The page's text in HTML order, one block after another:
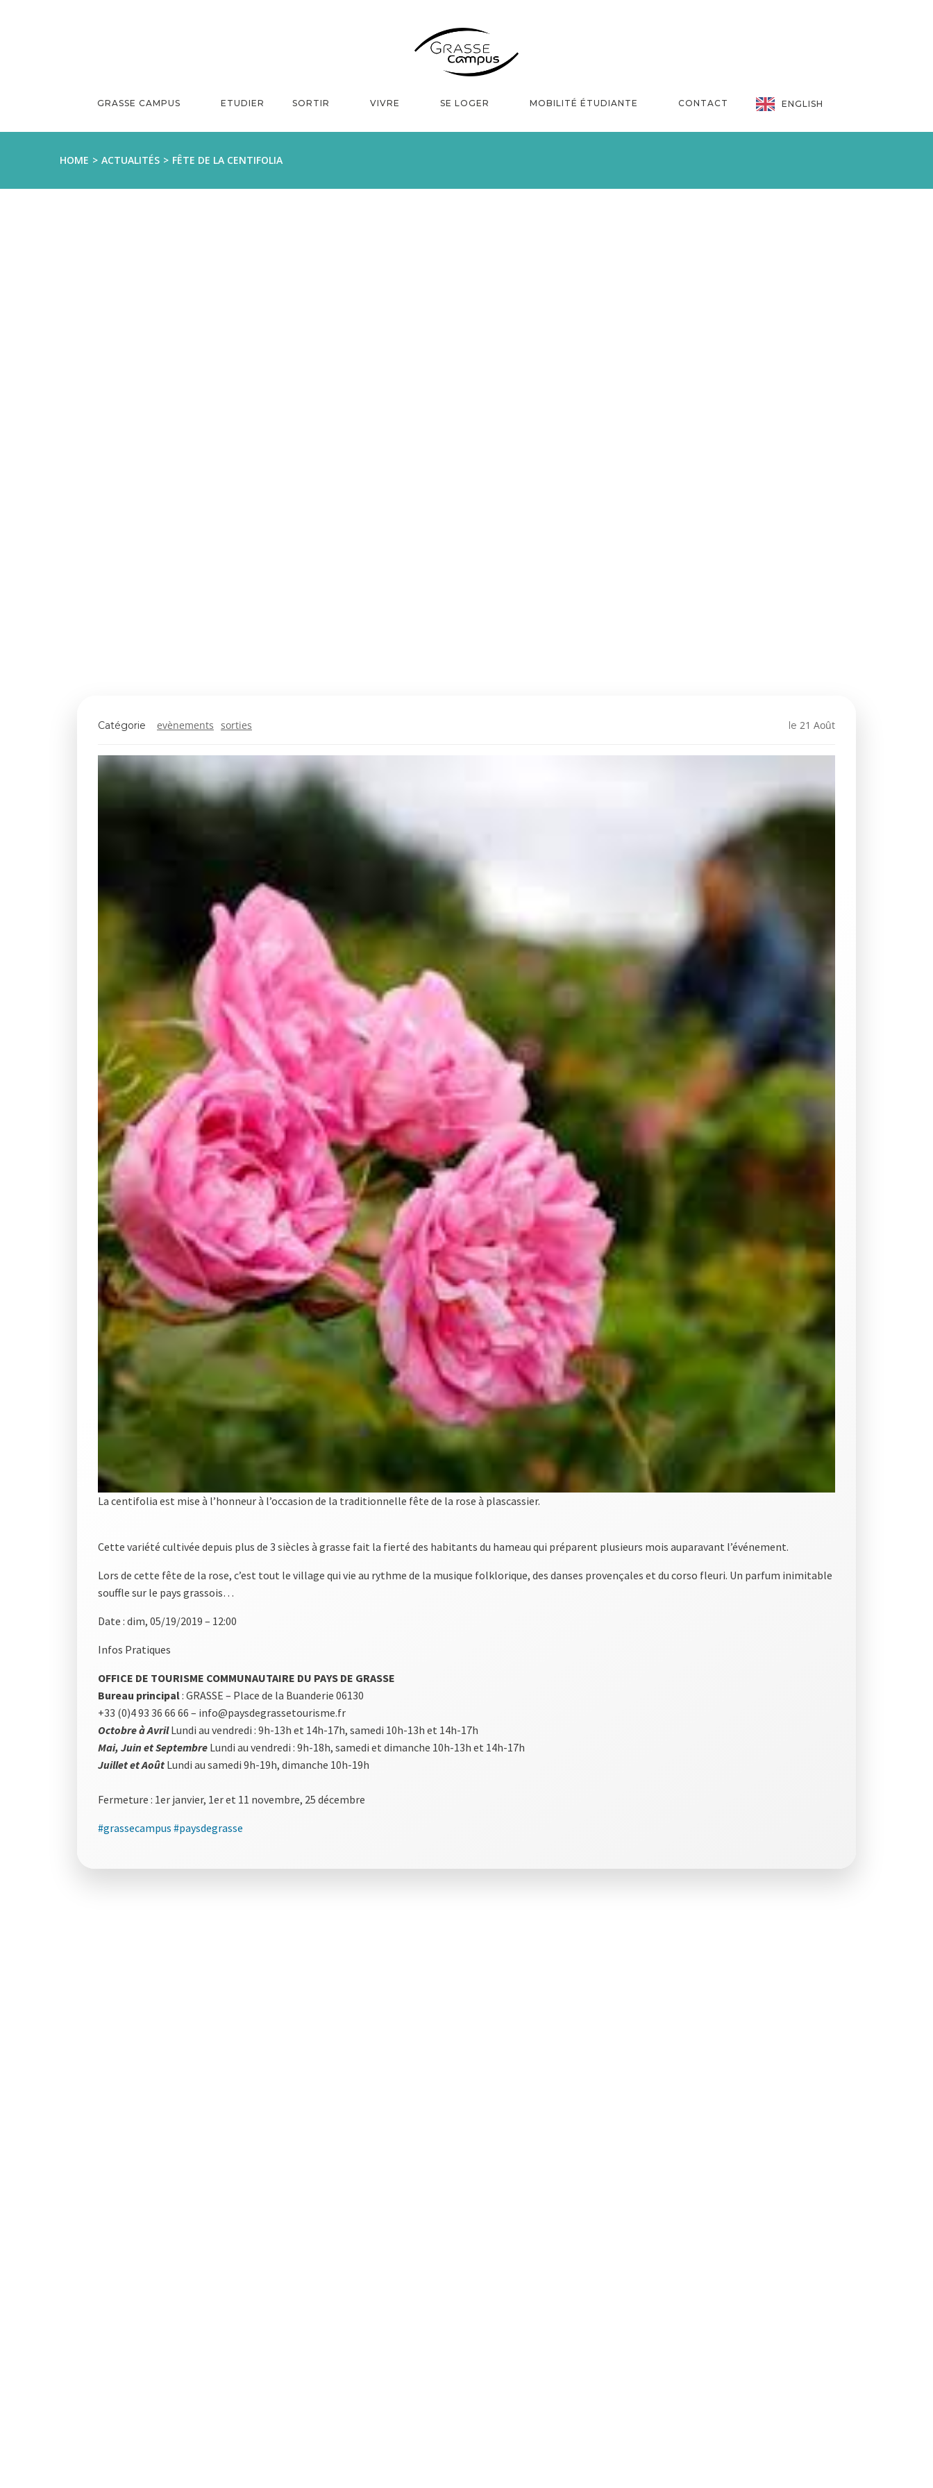
GRASSE CAMPUS ETUDIER SORTIR VIVRE SE LOGER MOBILITÉ ÉTUDIANTE CONTACT ENGLISH
HOME ACTUALITÉS FÊTE DE LA CENTIFOLIA
Catégorie evènements sorties le 21 Août
La centifolia est mise à l’honneur à l’occasion de la traditionnelle fête de la rose à plascassier.
Cette variété cultivée depuis plus de 3 siècles à grasse fait la fierté des habitants du hameau qui préparent plusieurs mois auparavant l’événement.
Lors de cette fête de la rose, c’est tout le village qui vie au rythme de la musique folklorique, des danses provençales et du corso fleuri. Un parfum inimitable
souffle sur le pays grassois…
Date : dim, 05/19/2019 – 12:00
Infos Pratiques
OFFICE DE TOURISME COMMUNAUTAIRE DU PAYS DE GRASSE
Bureau principal: GRASSE – Place de la Buanderie 06130
+33 (0)4 93 36 66 66 – info@paysdegrassetourisme.fr
Octobre à AvrilLundi au vendredi : 9h-13h et 14h-17h, samedi 10h-13h et 14h-17h
Mai, Juin et Septembre Lundi au vendredi : 9h-18h, samedi et dimanche 10h-13h et 14h-17h
Juillet et Août Lundi au samedi 9h-19h, dimanche 10h-19h
Fermeture : 1er janvier, 1er et 11 novembre, 25 décembre
#grassecampus #paysdegrasse